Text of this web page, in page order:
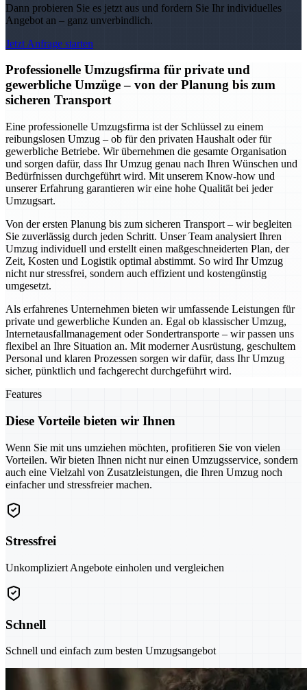
Dann probieren Sie es jetzt aus und fordern Sie Ihr individuelles
Angebot an – ganz unverbindlich.
Jetzt Anfrage starten
Professionelle Umzugsfirma für private und
gewerbliche Umzüge – von der Planung bis zum
sicheren Transport
Eine professionelle Umzugsfirma ist der Schlüssel zu einem
reibungslosen Umzug – ob für den privaten Haushalt oder für
gewerbliche Betriebe. Wir übernehmen die gesamte Organisation
und sorgen dafür, dass Ihr Umzug genau nach Ihren Wünschen und
Bedürfnissen durchgeführt wird. Mit unserem Know-how und
unserer Erfahrung garantieren wir eine hohe Qualität bei jeder
Umzugsart.
Von der ersten Planung bis zum sicheren Transport – wir begleiten
Sie zuverlässig durch jeden Schritt. Unser Team analysiert Ihren
Umzug individuell und erstellt einen maßgeschneiderten Plan, der
Zeit, Kosten und Logistik optimal abstimmt. So wird Ihr Umzug
nicht nur stressfrei, sondern auch effizient und kostengünstig
umgesetzt.
Als erfahrenes Unternehmen bieten wir umfassende Leistungen für
private und gewerbliche Kunden an. Egal ob klassischer Umzug,
Internetausfallmanagement oder Sondertransporte – wir passen uns
flexibel an Ihre Situation an. Mit moderner Ausrüstung, geschultem
Personal und klaren Prozessen sorgen wir dafür, dass Ihr Umzug
sicher, pünktlich und fachgerecht durchgeführt wird.
Features
Diese Vorteile bieten wir Ihnen
Wenn Sie mit uns umziehen möchten, profitieren Sie von vielen
Vorteilen. Wir bieten Ihnen nicht nur einen Umzugsservice, sondern
auch eine Vielzahl von Zusatzleistungen, die Ihren Umzug noch
einfacher und stressfreier machen.
Stressfrei
Unkompliziert Angebote einholen und vergleichen
Schnell
Schnell und einfach zum besten Umzugsangebot